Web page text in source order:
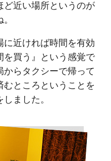
ど近い場所というのが
近ければ時間を有効
を買う』という感覚で
らタクシーで帰って
むところということを
ました。